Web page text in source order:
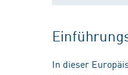
In dieser